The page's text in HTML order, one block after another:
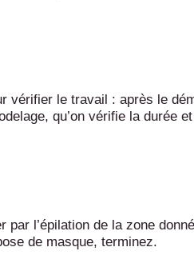
vérifier le travail : après le
qu’on vérifie la durée
par l’épilation de la zone
de masque, terminez.